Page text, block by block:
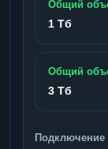
Общий
1 Тб
Общий
3 Тб
Подключение